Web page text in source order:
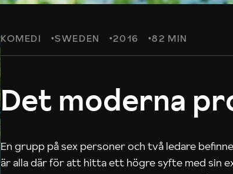
KOMEDI SWEDEN 2016 82 MIN
Det moderna
En grupp på sex personer och två ledare
är alla där för att hitta ett högre syfte med sin